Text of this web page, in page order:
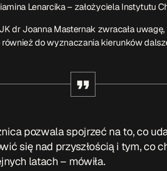
Lenarcika – założyciela Instytutu
dr Joanna Masternak zwracała
do wyznaczania kierunków
pozwala spojrzeć na to, co
się nad przyszłością i tym, co
latach – mówiła.